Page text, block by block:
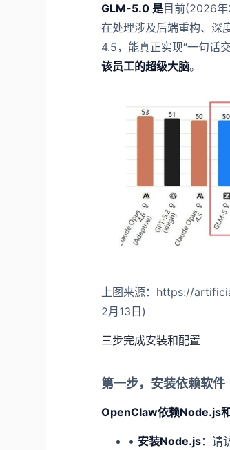
GLM-5.0 是目前(2026
在处理涉及后端重构、深
4.5，能真正实现“一句话
该员工的超级大脑。
上图来源：https://
2月13日)
三步完成安装和配置
第一步，安装依赖软件
OpenClaw依赖Node.js
• 安装Node.js：请